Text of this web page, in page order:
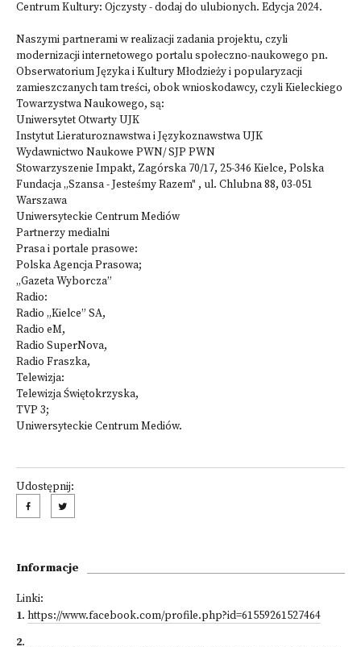
Centrum Kultury: Ojczysty - dodaj do ulubionych. Edycja 2024.
Naszymi partnerami w realizacji zadania projektu, czyli
modernizacji internetowego portalu społeczno-naukowego pn.
Obserwatorium Języka i Kultury Młodzieży i popularyzacji
zamieszczanych tam treści, obok wnioskodawcy, czyli Kieleckiego
Towarzystwa Naukowego, są:
Uniwersytet Otwarty UJK
Instytut Lieraturoznawstwa i Językoznawstwa UJK
Wydawnictwo Naukowe PWN/ SJP PWN
Stowarzyszenie Impakt, Zagórska 70/17, 25-346 Kielce, Polska
Fundacja „Szansa - Jesteśmy Razem" , ul. Chlubna 88, 03-051
Warszawa
Uniwersyteckie Centrum Mediów
Partnerzy medialni
Prasa i portale prasowe:
Polska Agencja Prasowa;
„Gazeta Wyborcza”
Radio:
Radio „Kielce” SA,
Radio eM,
Radio SuperNova,
Radio Fraszka,
Telewizja:
Telewizja Świętokrzyska,
TVP 3;
Uniwersyteckie Centrum Mediów.
Udostępnij:
Informacje
Linki:
1. https://www.facebook.com/profile.php?id=61559261527464
2.